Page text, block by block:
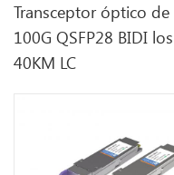
Transceptor óptico de
100G QSFP28 BIDI los
40KM LC